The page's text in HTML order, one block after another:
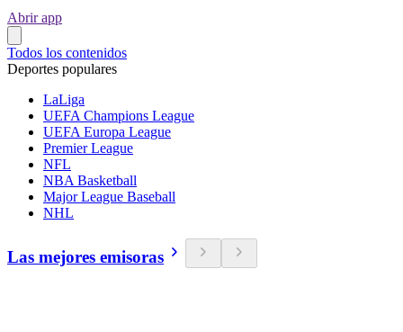
Abrir app
Todos los contenidos
Deportes populares
LaLiga
UEFA Champions League
UEFA Europa League
Premier League
NFL
NBA Basketball
Major League Baseball
NHL
Las mejores emisoras